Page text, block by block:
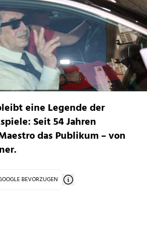
eine Legende der
Seit 54 Jahren
das Publikum – von
BEVORZUGEN